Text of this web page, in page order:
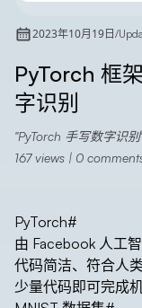
2023年10月19日/
PyTorch 框
字识别
PyTorch 手写数字识别
167views | 0
PyTorch#
由 Facebook 人工
代码简洁、符合人
少量代码即可完成